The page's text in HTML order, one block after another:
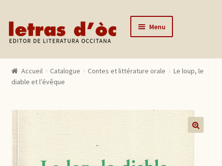
Aller à la navigation
Aller au contenu Menu
Catalogue
Actualités
Contact
Accueil Catalogue Contes et littérature orale
Le loup, le
diable et l’évêque